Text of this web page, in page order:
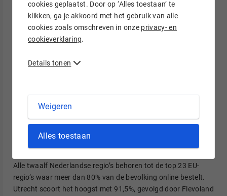
cookies geplaatst. Door op ‘Alles toestaan’ te
klikken, ga je akkoord met het gebruik van alle
cookies zoals omschreven in onze privacy- en
cookieverklaring.
Details tonen
Weigeren
Alles toestaan
Bron: Eurostat, ICT-gebruik door huishoudens en individuen
(2025)
Alle twaalf Nederlandse regio’s behoren tot de top 23 EU-
regio’s waar meer dan 80% van de bevolking online bestelt.
Utrecht scoort het hoogst met 91,5%, gevolgd door Flevoland